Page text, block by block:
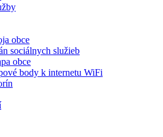
obce
sociálnych služieb
obce
body k internetu WiFi